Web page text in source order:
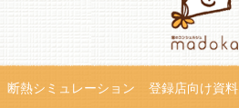
断熱シミュレーション 登録店向け資料